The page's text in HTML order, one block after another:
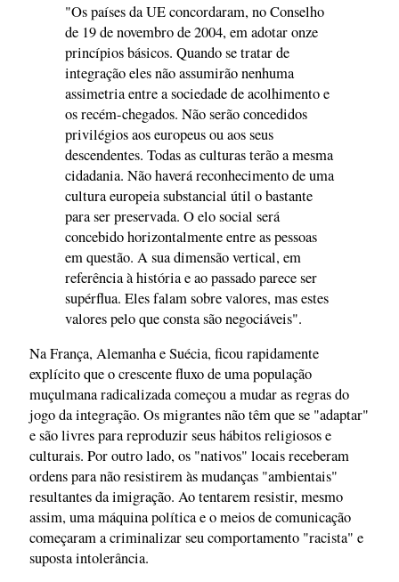
"Os países da UE concordaram, no Conselho
de 19 de novembro de 2004, em adotar onze
princípios básicos. Quando se tratar de
integração eles não assumirão nenhuma
assimetria entre a sociedade de acolhimento e
os recém-chegados. Não serão concedidos
privilégios aos europeus ou aos seus
descendentes. Todas as culturas terão a mesma
cidadania. Não haverá reconhecimento de uma
cultura europeia substancial útil o bastante
para ser preservada. O elo social será
concebido horizontalmente entre as pessoas
em questão. A sua dimensão vertical, em
referência à história e ao passado parece ser
supérflua. Eles falam sobre valores, mas estes
valores pelo que consta são negociáveis".
Na França, Alemanha e Suécia, ficou rapidamente
explícito que o crescente fluxo de uma população
muçulmana radicalizada começou a mudar as regras do
jogo da integração. Os migrantes não têm que se "adaptar"
e são livres para reproduzir seus hábitos religiosos e
culturais. Por outro lado, os "nativos" locais receberam
ordens para não resistirem às mudanças "ambientais"
resultantes da imigração. Ao tentarem resistir, mesmo
assim, uma máquina política e o meios de comunicação
começaram a criminalizar seu comportamento "racista" e
suposta intolerância.